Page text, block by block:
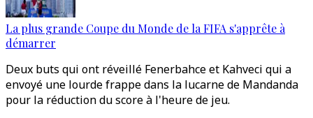
La plus grande Coupe du Monde de la FIFA s'apprête à
démarrer
Deux buts qui ont réveillé Fenerbahce et Kahveci qui a
envoyé une lourde frappe dans la lucarne de Mandanda
pour la réduction du score à l'heure de jeu.